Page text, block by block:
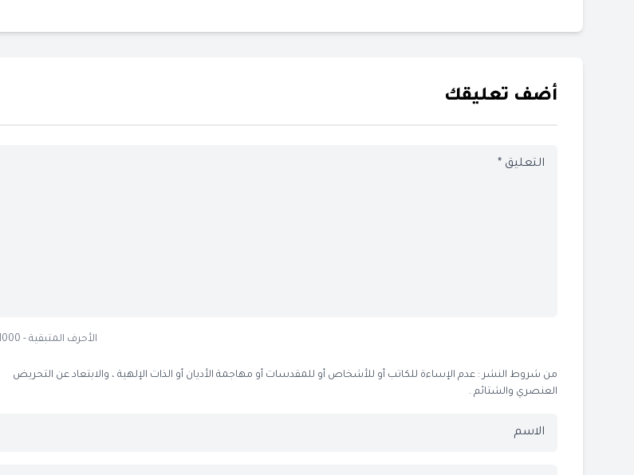
أضف تعليقك
الأحرف المتبقية - 1000/1000
من شروط النشر : عدم الإساءة للكاتب أو للأشخاص أو للمقدسات أو مهاجمة الأديان أو الذات الإلهية ، والابتعاد عن التحريض
العنصري والشتائم .